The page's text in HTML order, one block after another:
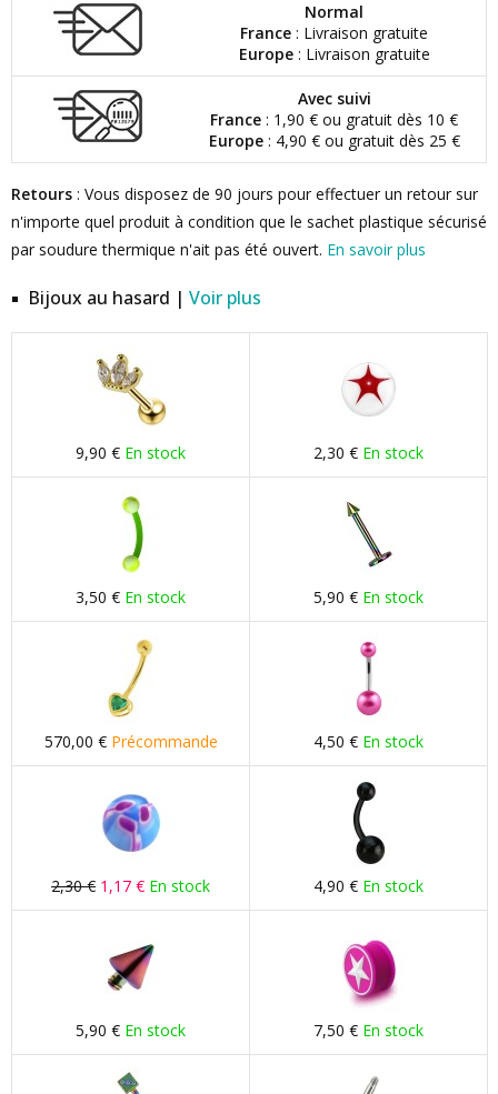
Normal
France : Livraison gratuite
Europe: Livraison gratuite
Avec suivi
France : 1,90 € ou gratuit dès 10 €
Europe: 4,90 € ou gratuit dès 25 €
Retours : Vous disposez de 90 jours pour effectuer un retour sur
n'importe quel produit à condition que le sachet plastique sécurisé
par soudure thermique n'ait pas été ouvert. En savoir plus
Bijoux au hasard | Voir plus
9,90 € En stock 2,30 € En stock
3,50 € En stock 5,90 € En stock
570,00 € Précommande 4,50 € En stock
2,30 € 1,17 € En stock 4,90 € En stock
5,90 € En stock 7,50 € En stock